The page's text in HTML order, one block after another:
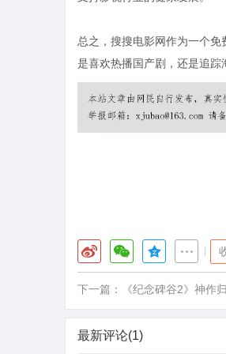
总之，搜搜电影网作为一个
是喜欢热播国产剧，还是追踪
下一篇： 《纪念碑谷2》神作
最新评论(1)